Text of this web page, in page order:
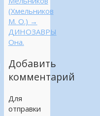
(Хмельников
М. О.) →
ДИНОЗАВРЫ
Она.
Добавить
комментарий
Для
отправки